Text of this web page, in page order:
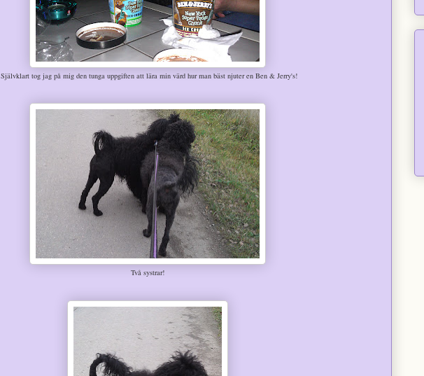
Självklart tog jag på mig den tunga uppgiften att lära min värd hur man bäst njuter en Ben & Jerry's!
Två systrar!